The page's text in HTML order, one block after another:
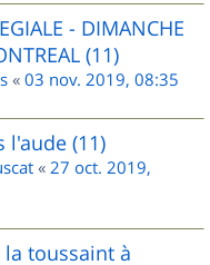
- DIMANCHE
(11)
« 03 nov. 2019, 08:35
l'aude (11)
« 27 oct. 2019,
toussaint à